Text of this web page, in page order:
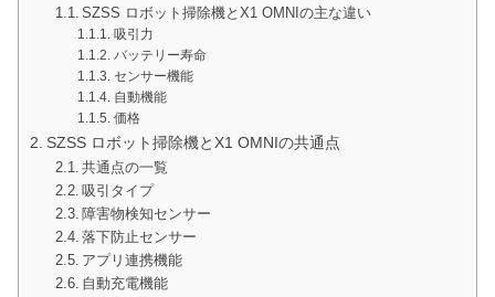
SZSS ロボット掃除機とX1 OMNIの主な違い
吸引力
バッテリー寿命
センサー機能
自動機能
価格
SZSS ロボット掃除機とX1 OMNIの共通点
共通点の一覧
吸引タイプ
障害物検知センサー
落下防止センサー
アプリ連携機能
自動充電機能